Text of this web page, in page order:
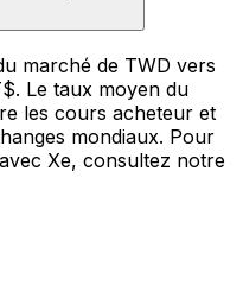
marché de TWD vers
Le taux moyen du
les cours acheteur et
mondiaux. Pour
Xe, consultez notre